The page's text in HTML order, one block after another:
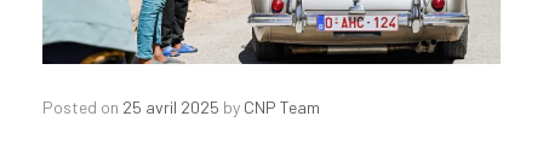
Posted on 25 avril 2025 by CNP Team